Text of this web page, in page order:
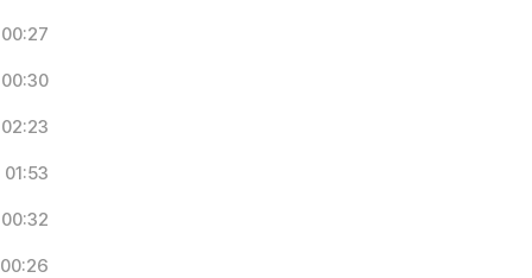
00:27
00:30
02:23
01:53
00:32
00:26